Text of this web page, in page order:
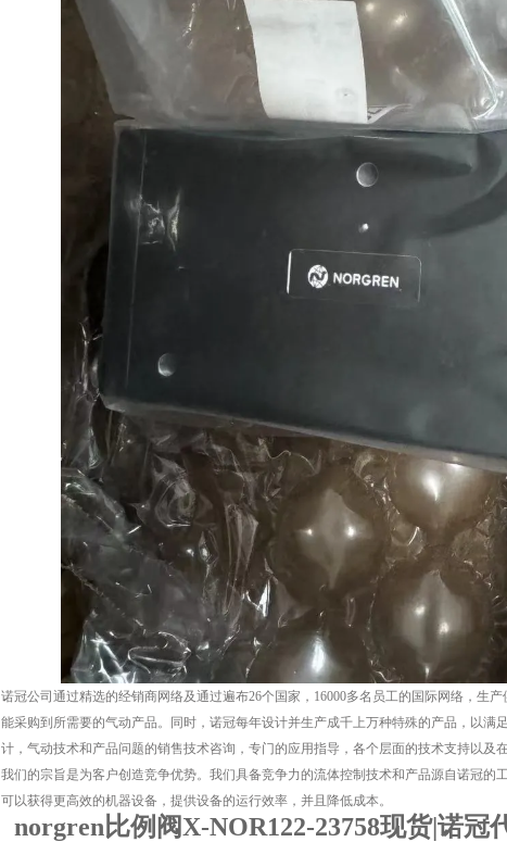
诺冠公司通过精选的经销商网络及通过遍布26个国家，16000多名员工的国际网络，生
能采购到所需要的气动产品。同时，诺冠每年设计并生产成千上万种特殊的产品，以
计，气动技术和产品问题的销售技术咨询，专门的应用指导，各个层面的技术支持以及
我们的宗旨是为客户创造竞争优势。我们具备竞争力的流体控制技术和产品源自诺冠
可以获得更高效的机器设备，提供设备的运行效率，并且降低成本。
norgren比例阀X-NOR122-23758现货|诺冠